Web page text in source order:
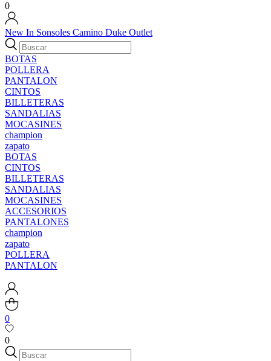
0
New In Sonsoles Camino Duke Outlet
BOTAS
POLLERA
PANTALON
CINTOS
BILLETERAS
SANDALIAS
MOCASINES
champion
zapato
BOTAS
CINTOS
BILLETERAS
SANDALIAS
MOCASINES
ACCESORIOS
PANTALONES
champion
zapato
POLLERA
PANTALON
0
0